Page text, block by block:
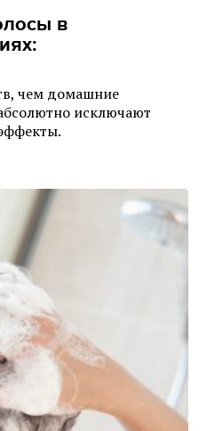
в
чем домашние
исключают